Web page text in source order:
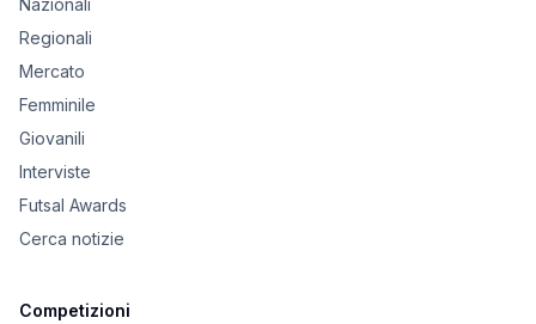
Nazionali
Regionali
Mercato
Femminile
Giovanili
Interviste
Futsal Awards
Cerca notizie
Competizioni